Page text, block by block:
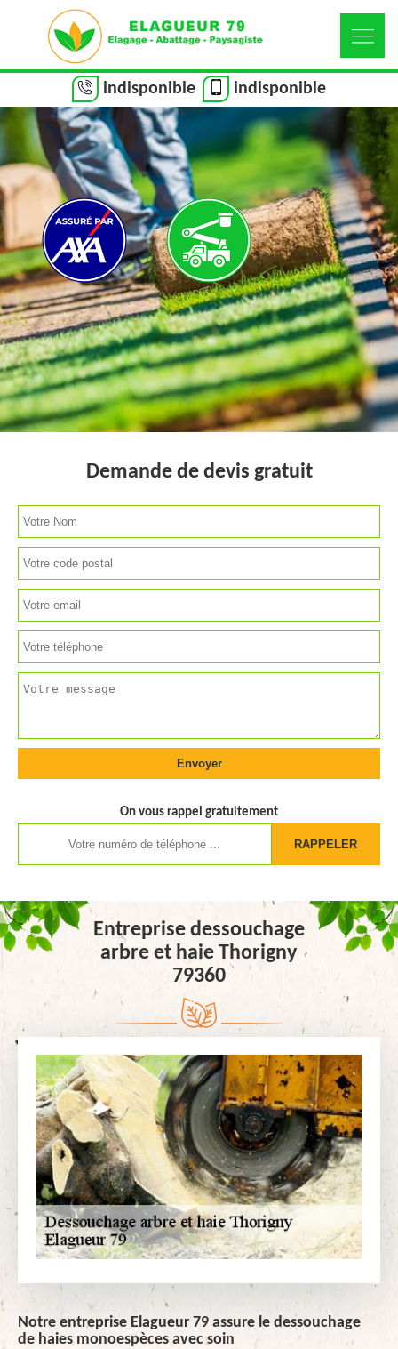
indisponible indisponible
Demande de devis gratuit
On vous rappel gratuitement
Entreprise dessouchage
arbre et haie Thorigny
79360
Notre entreprise Elagueur 79 assure le dessouchage
de haies monoespèces avec soin